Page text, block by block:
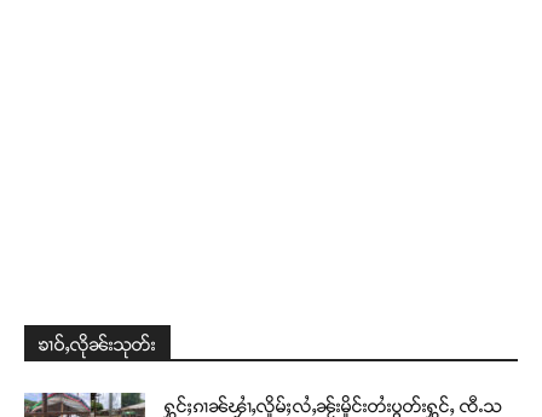
ၶၢဝ်ႇလိုၼ်းသုတ်း
ႁွင်ႈၵၢၼ်ၾၢႆႇလိူမ်ႈလႆႇၼႂ်းမိူင်းတႆးပွတ်းႁွင်ႇ ၸီႉသ